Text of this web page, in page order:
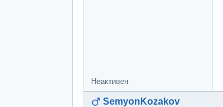
Неактивен
SemyonKozakov